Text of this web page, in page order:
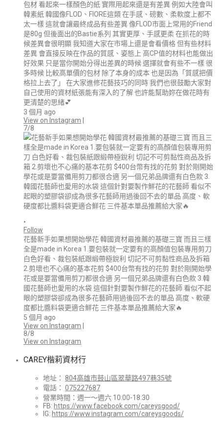
包材 看起來一樣顏色的紙 實際用起來還是有差異 例如大陸會叫
韓素紙 韓國像FLOD、FIORE這類 在手感、磅數、柔軟度上都不
太一樣 這就會讓最終成品有些差異 像FLOD市面上常用的Friend
是80g 但後面出的Bastie系列 其實更厚、手感更柔 在抓花的時
候差異會很明顯 我知道大家在市場上還是會看價格 但有些材料
差異 會直接反映在作品的質感、姿態上 高CP值的材料也能做出
好效果 只是當你開始分得出差異的時候 選擇就會有些不一樣 很
多時候 比較高單價的包材 除了本身的成本 也是因為「質感把價
格拉上去了」 在大家進修花藝技巧的同時 我們也很鼓勵大家對
自己使用的資材紙張能有深入的了解 也許能幫助妳在做花時有
更清楚的思緒💕
3 個月 ago
View on Instagram
7/8
•
Follow
花藝新手如果想開始學花 韓國資材最推薦的基礎三寶 而且三樣
全是made in Korea 1.要包裝就一定要有的高顏值包裝專用剪刀
白色好看、裁包裝紙跟緞帶極銳利 切記不可剪黏性商品及拆箱
2.剪壞也不心痛的基本花剪 $400台幣有找的花剪 對於剛開始學
花或是要當備用剪刀都很合適 另一個兄弟品牌還有白色款 3.韓
國花藝師也愛用的水袋 這個針對要製作鮮花的花藝師 看似不起
眼的塑膠袋卻成為很多花藝師用過後回不去的單品 高度、軟硬
度都比醬料袋更適合鮮花 三件基本單品推薦給大家🔥
5 個月 ago
View on Instagram
8/8
View on Instagram
CAREY楷莉資材行
地址： 804高雄市鼓山區翠華路497巷35號
電話： 075227687
營業時間：週一～週六 10:00-18:30
FB: https://www.facebook.com/careysgood/
IG: https://www.instagram.com/careysgoods/